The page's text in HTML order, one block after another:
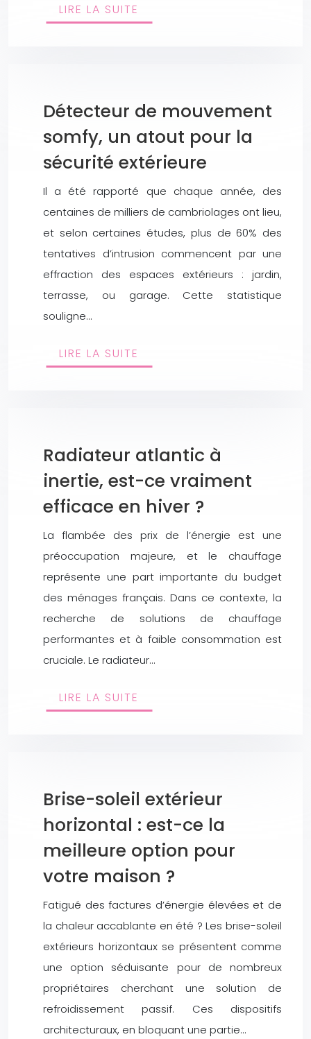
LIRE LA SUITE
Détecteur de mouvement
somfy, un atout pour la
sécurité extérieure
Il a été rapporté que chaque année, des
centaines de milliers de cambriolages ont lieu,
et selon certaines études, plus de 60% des
tentatives d’intrusion commencent par une
effraction des espaces extérieurs : jardin,
terrasse, ou garage. Cette statistique
souligne…
LIRE LA SUITE
Radiateur atlantic à
inertie, est-ce vraiment
efficace en hiver ?
La flambée des prix de l’énergie est une
préoccupation majeure, et le chauffage
représente une part importante du budget
des ménages français. Dans ce contexte, la
recherche de solutions de chauffage
performantes et à faible consommation est
cruciale. Le radiateur…
LIRE LA SUITE
Brise-soleil extérieur
horizontal : est-ce la
meilleure option pour
votre maison ?
Fatigué des factures d’énergie élevées et de
la chaleur accablante en été ? Les brise-soleil
extérieurs horizontaux se présentent comme
une option séduisante pour de nombreux
propriétaires cherchant une solution de
refroidissement passif. Ces dispositifs
architecturaux, en bloquant une partie…